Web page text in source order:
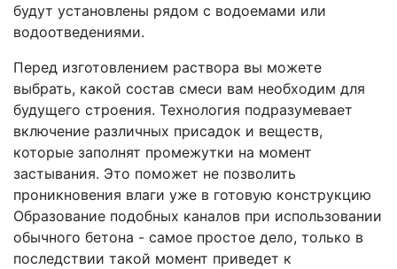
будут установлены рядом с водоемами или
водоотведениями.
Перед изготовлением раствора вы можете
выбрать, какой состав смеси вам необходим для
будущего строения. Технология подразумевает
включение различных присадок и веществ,
которые заполнят промежутки на момент
застывания. Это поможет не позволить
проникновения влаги уже в готовую конструкцию
Образование подобных каналов при использовании
обычного бетона - самое простое дело, только в
последствии такой момент приведет к